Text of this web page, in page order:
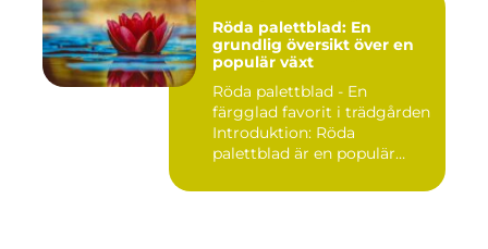
Röda palettblad: En
grundlig översikt över en
populär växt
Röda palettblad - En
färgglad favorit i trädgården
Introduktion: Röda
palettblad är en populär